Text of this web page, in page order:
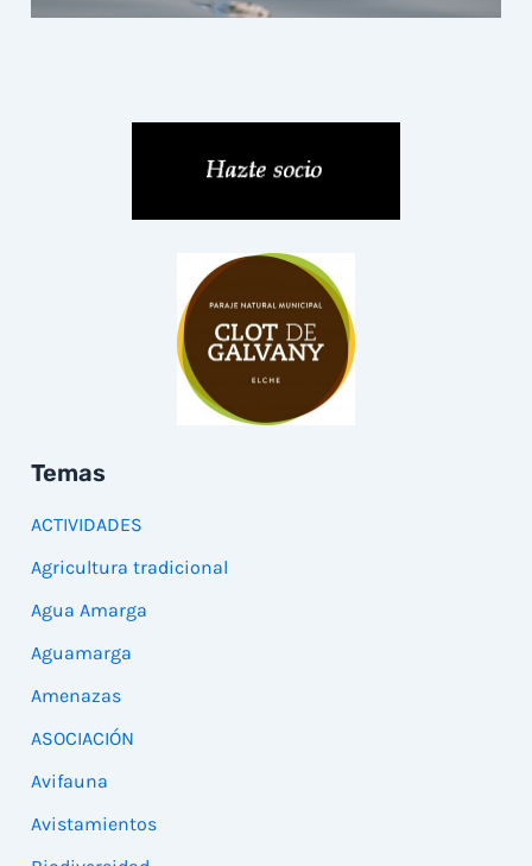
Temas
ACTIVIDADES
Agricultura tradicional
Agua Amarga
Aguamarga
Amenazas
ASOCIACIÓN
Avifauna
Avistamientos